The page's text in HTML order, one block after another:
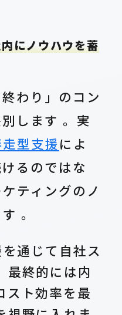
にノウハウを蓄
わり」のコン
します 。実
型支援によ
るのではな
ティングのノ
。
通じて自社ス
最終的には内
スト効率を最